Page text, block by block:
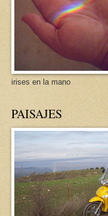
irises en la mano
PAISAJES